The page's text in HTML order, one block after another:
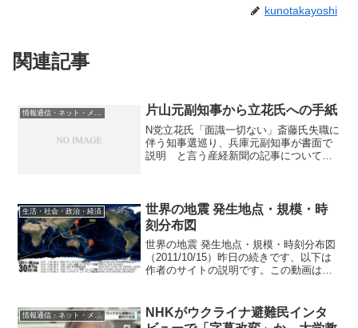
kunotakayoshi
関連記事
片山元副知事から立花氏への手紙
N党立花氏「面識一切ない」斎藤氏失職に
伴う知事選巡り、兵庫元副知事が書面で
説明 と言う産経新聞の記事について立
生活・社会・政治・経済
世界の地震 発生地点・規模・時
刻分布図
世界の地震 発生地点・規模・時刻分布図
（2011/10/15）昨日の続きです、以下は
作者のサイトの説明です。この動画は世
震情報センター(USGS/NEIC)が発表し
た...
情報通信・ネット・メディア
NHKがウクライナ避難民インタ